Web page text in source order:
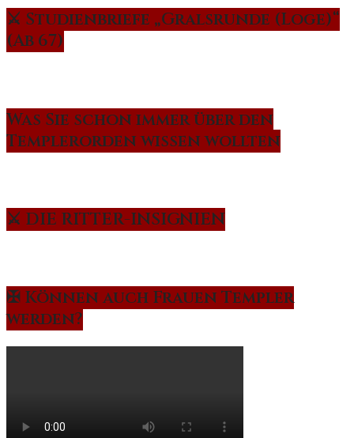
⚔️ Studienbriefe „Gralsrunde (Loge)“
(Ab 67)
Was Sie schon immer über den
Templerorden wissen wollten
⚔️ DIE RITTER-INSIGNIEN
✠ Können auch Frauen Templer
werden?